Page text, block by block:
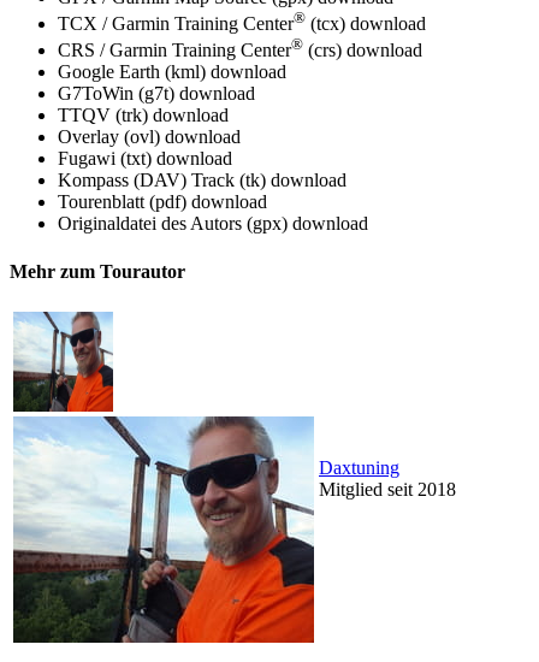
TCX / Garmin Training Center® (tcx) download
CRS / Garmin Training Center® (crs) download
Google Earth (kml) download
G7ToWin (g7t) download
TTQV (trk) download
Overlay (ovl) download
Fugawi (txt) download
Kompass (DAV) Track (tk) download
Tourenblatt (pdf) download
Originaldatei des Autors (gpx) download
Mehr zum Tourautor
Daxtuning
Mitglied seit 2018